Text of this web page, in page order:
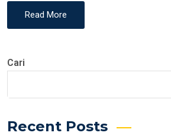
Read More
Cari
Recent Posts